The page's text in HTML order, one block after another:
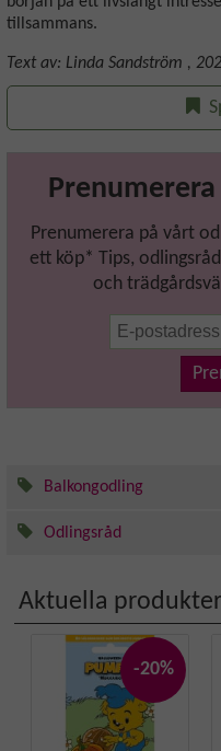
tillsammans.
Text av: Linda Sandström ,
Prenumerera på vårt
ett köp* Tips,
och
Balkongodling
Odlingsråd
Aktuella produkter
-20%